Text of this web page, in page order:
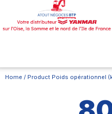
Home / Product Poids opérationnel